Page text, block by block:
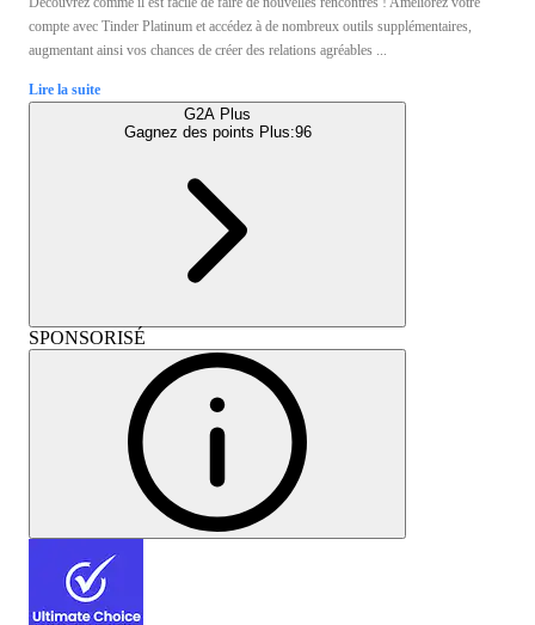
compte avec Tinder Platinum et accédez à de nombreux outils supplémentaires,
augmentant ainsi vos chances de créer des relations agréables ...
Lire la suite
G2A Plus
Gagnez des points Plus:96
SPONSORISÉ